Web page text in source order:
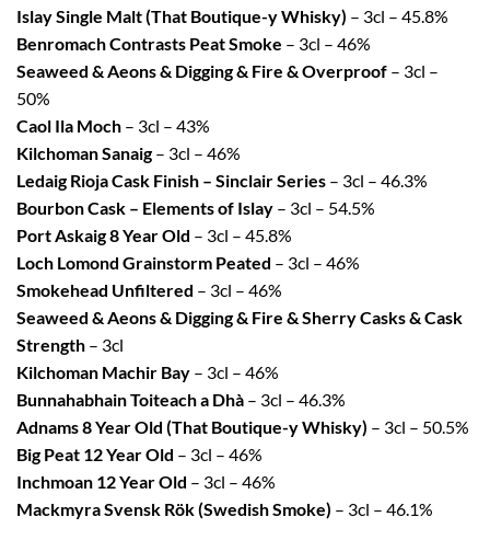
Islay Single Malt (That Boutique-y Whisky) – 3cl – 45.8%
Benromach Contrasts Peat Smoke – 3cl – 46%
Seaweed & Aeons & Digging & Fire & Overproof – 3cl –
50%
Caol Ila Moch – 3cl – 43%
Kilchoman Sanaig– 3cl – 46%
Ledaig Rioja Cask Finish – Sinclair Series – 3cl – 46.3%
Bourbon Cask – Elements of Islay – 3cl – 54.5%
Port Askaig 8 Year Old – 3cl – 45.8%
Loch Lomond Grainstorm Peated – 3cl – 46%
Smokehead Unfiltered – 3cl – 46%
Seaweed & Aeons & Digging & Fire & Sherry Casks & Cask
Strength – 3cl
Kilchoman Machir Bay – 3cl – 46%
Bunnahabhain Toiteach a Dhà – 3cl – 46.3%
Adnams 8 Year Old (That Boutique-y Whisky) – 3cl – 50.5%
Big Peat 12 Year Old – 3cl – 46%
Inchmoan 12 Year Old – 3cl – 46%
Mackmyra Svensk Rök (Swedish Smoke) – 3cl – 46.1%